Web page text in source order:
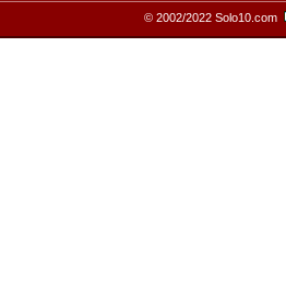
© 2002/2022 Solo10.com